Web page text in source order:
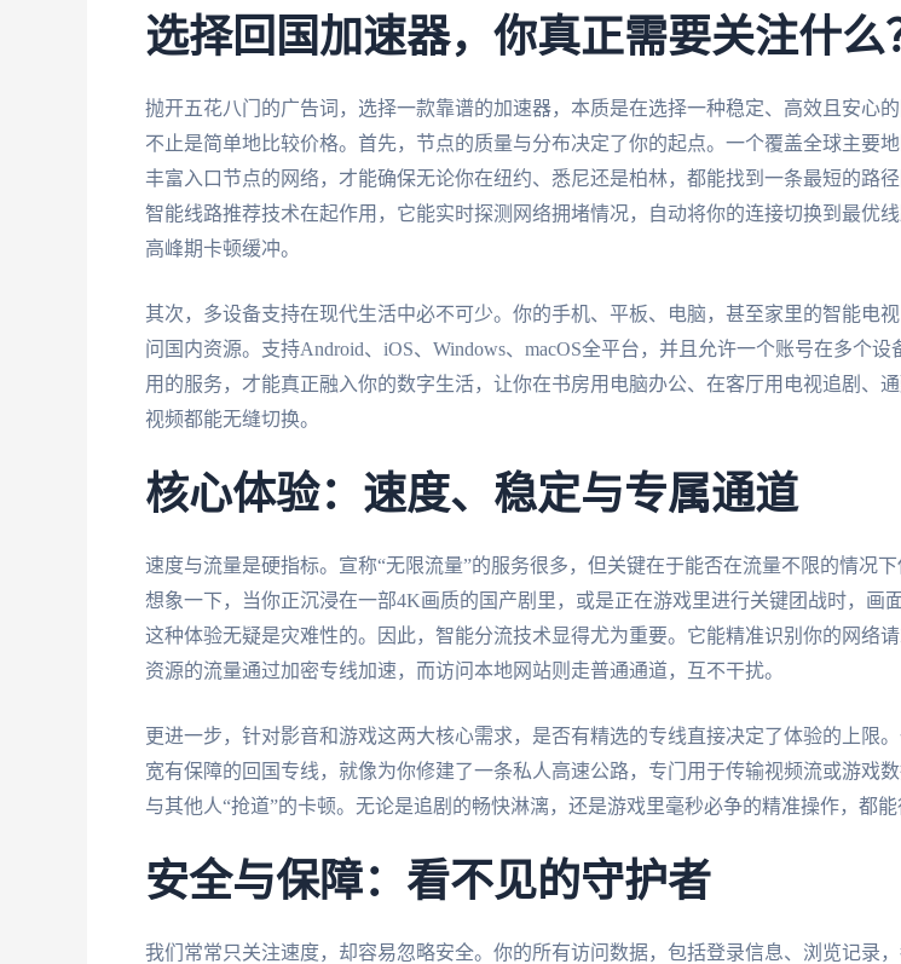
选择回国加速器，你真正需要关注什么
抛开五花八门的广告词，选择一款靠谱的加速器，本质是在选择一种稳定、高效且安心
不止是简单地比较价格。首先，节点的质量与分布决定了你的起点。一个覆盖全球主要
丰富入口节点的网络，才能确保无论你在纽约、悉尼还是柏林，都能找到一条最短的路
智能线路推荐技术在起作用，它能实时探测网络拥堵情况，自动将你的连接切换到最优
高峰期卡顿缓冲。
其次，多设备支持在现代生活中必不可少。你的手机、平板、电脑，甚至家里的智能电
问国内资源。支持Android、iOS、Windows、macOS全平台，并且允许一个账号在多个设
用的服务，才能真正融入你的数字生活，让你在书房用电脑办公、在客厅用电视追剧、
视频都能无缝切换。
核心体验：速度、稳定与专属通道
速度与流量是硬指标。宣称“无限流量”的服务很多，但关键在于能否在流量不限的情况下
想象一下，当你正沉浸在一部4K画质的国产剧里，或是正在游戏里进行关键团战时，画
这种体验无疑是灾难性的。因此，智能分流技术显得尤为重要。它能精准识别你的网络
资源的流量通过加密专线加速，而访问本地网站则走普通通道，互不干扰。
更进一步，针对影音和游戏这两大核心需求，是否有精选的专线直接决定了体验的上限
宽有保障的回国专线，就像为你修建了一条私人高速公路，专门用于传输视频流或游戏
与其他人“抢道”的卡顿。无论是追剧的畅快淋漓，还是游戏里毫秒必争的精准操作，都能
安全与保障：看不见的守护者
我们常常只关注速度，却容易忽略安全。你的所有访问数据，包括登录信息、浏览记录